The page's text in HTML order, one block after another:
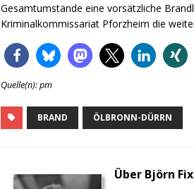
Gesamtumstände eine vorsätzliche
Kriminalkommissariat Pforzheim die
Quelle(n): pm
BRAND ÖLBRONN-DÜRRN
Über Björn Fix